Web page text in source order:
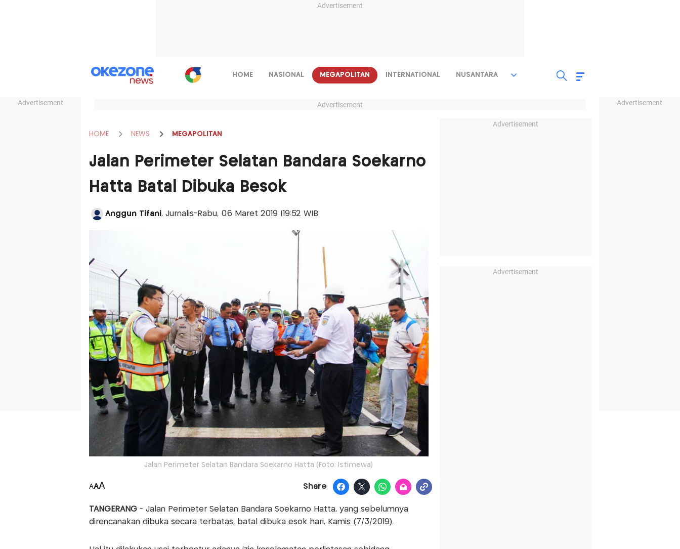
Advertisement
Advertisement Advertisement
HOME NASIONAL MEGAPOLITAN INTERNATIONAL NUSANTARA
Advertisement
HOME NEWS MEGAPOLITAN
Jalan Perimeter Selatan Bandara Soekarno
Hatta Batal Dibuka Besok
Anggun Tifani, Jurnalis-Rabu, 06 Maret 2019 |19:52 WIB
Jalan Perimeter Selatan Bandara Soekarno Hatta (Foto: Istimewa)
AAA Share
TANGERANG- Jalan Perimeter Selatan Bandara Soekarno Hatta, yang sebelumnya
direncanakan dibuka secara terbatas, batal dibuka esok hari, Kamis (7/3/2019).
Advertisement
Advertisement